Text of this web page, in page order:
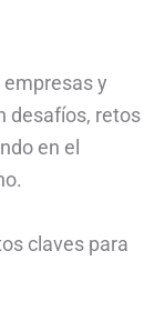
y
desafíos, retos
en el
claves para